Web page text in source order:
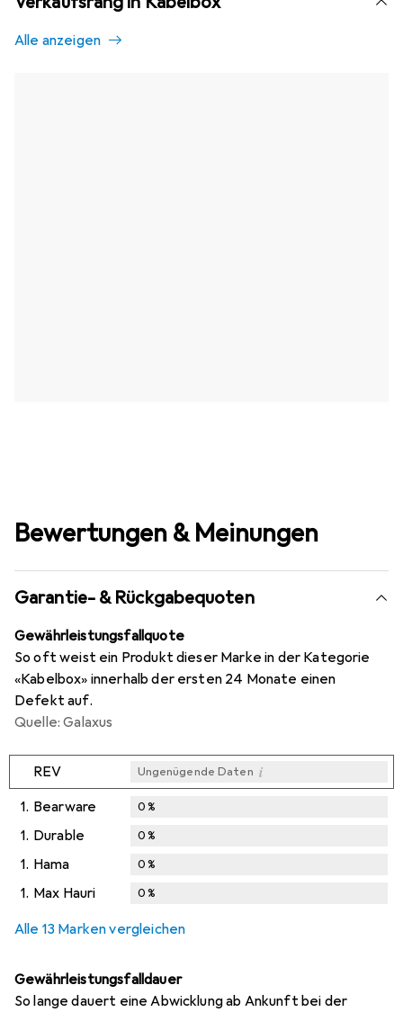
Alle anzeigen
Bewertungen & Meinungen
Garantie- & Rückgabequoten
Gewährleistungsfallquote
So oft weist ein Produkt dieser Marke in der Kategorie
«Kabelbox» innerhalb der ersten 24 Monate einen
Defekt auf.
Quelle: Galaxus
REV Ungenügende Daten i
1. Bearware 0%
1. Durable 0%
1. Hama 0%
1. Max Hauri 0%
Alle 13 Marken vergleichen
Gewährleistungsfalldauer
So lange dauert eine Abwicklung ab Ankunft bei der